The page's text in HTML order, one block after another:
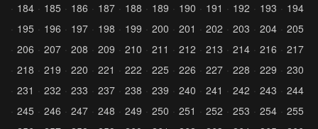
184
185 186 187 188 189 190 191 192 193
194
195
196 197 198 199 200 201 202 203 204
205
206
207 208 209 210 211 212 213 214 216
217
218
219 220 221 222 225 226 227 228 229
230
231
232 233 237 238 239 240 241 242 243
244
245
246 247 248 249 250 251 252 253 254
255